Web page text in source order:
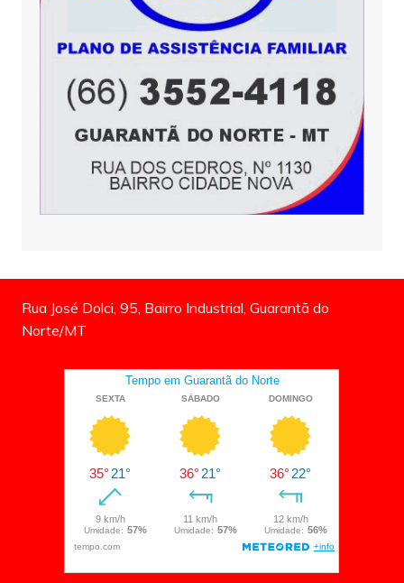
Rua José Dolci, 95, Bairro Industrial, Guarantã do
Norte/MT